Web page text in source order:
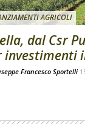
AGRICOLI
dal Csr
investimenti
Francesco Sportelli